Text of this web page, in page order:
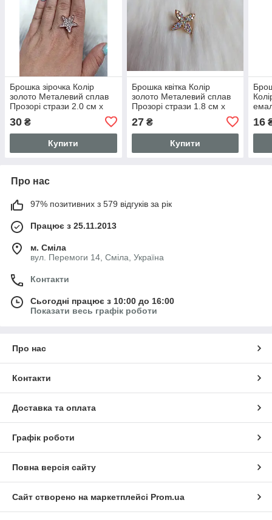
Брошка зірочка Колір
золото Металевий сплав
Прозорі стрази 2.0 см x
30 ₴
Купити
Брошка квітка Колір
золото Металевий сплав
Прозорі стрази 1.8 см x
27₴
Купити
шт.
16
Про нас
97% позитивних з 579 відгуків за рік
Працює з 25.11.2013
м. Сміла
вул. Перемоги 14, Сміла, Україна
Контакти
Сьогодні працює з 10:00 до 16:00
Показати весь графік роботи
Про нас
Контакти
Доставка та оплата
Графік роботи
Повна версія сайту
Сайт створено на маркетплейсі Prom.ua